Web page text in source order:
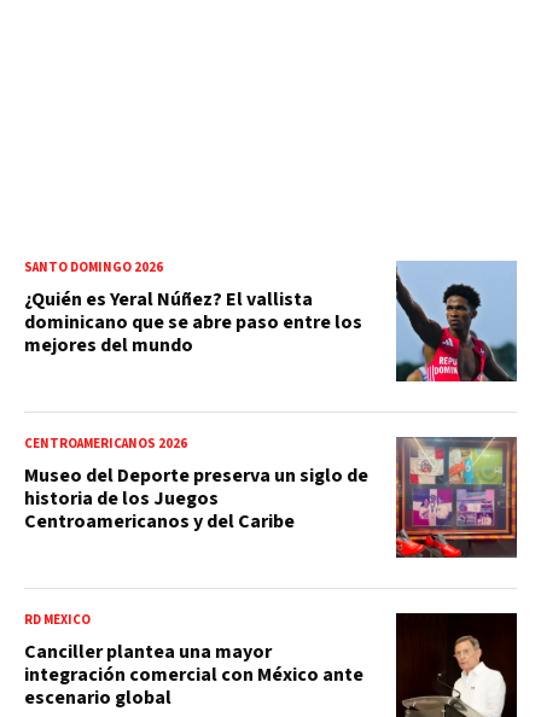
SANTO DOMINGO 2026
¿Quién es Yeral Núñez? El vallista
dominicano que se abre paso entre los
mejores del mundo
CENTROAMERICANOS 2026
Museo del Deporte preserva un siglo de
historia de los Juegos
Centroamericanos y del Caribe
RD MÉXICO
Canciller plantea una mayor
integración comercial con México ante
escenario global